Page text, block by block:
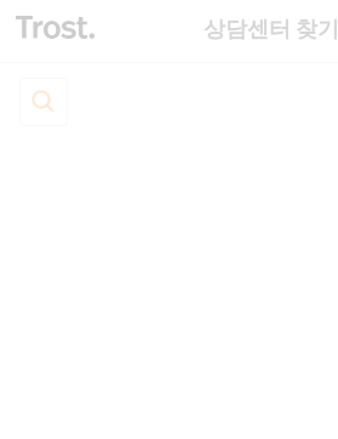
상담센터 찾기